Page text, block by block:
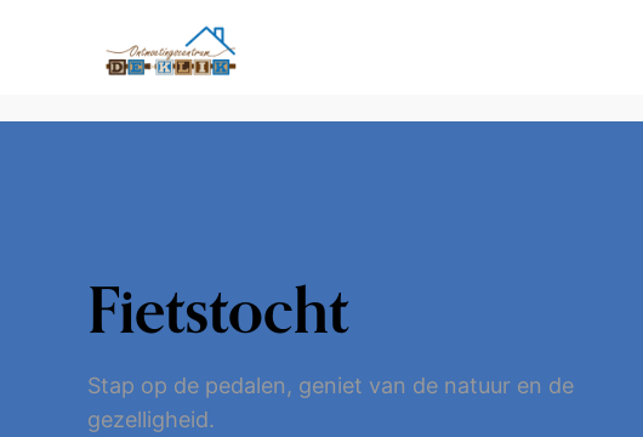
Fietstocht
Stap op de pedalen, geniet van de natuur en de
gezelligheid.